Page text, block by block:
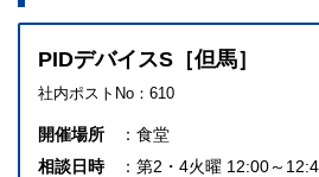
PIDデバイスS［但馬］
社内ポストNo：610
開催場所
食堂
相談日時
第2・4火曜 12:00～